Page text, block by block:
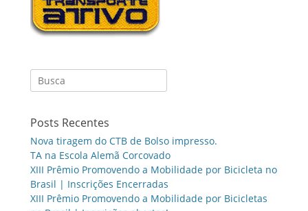
Search
for:
Posts Recentes
Nova tiragem do CTB de Bolso impresso.
TA na Escola Alemã Corcovado
XIII Prêmio Promovendo a Mobilidade por Bicicleta no
Brasil | Inscrições Encerradas
XIII Prêmio Promovendo a Mobilidade por Bicicletas